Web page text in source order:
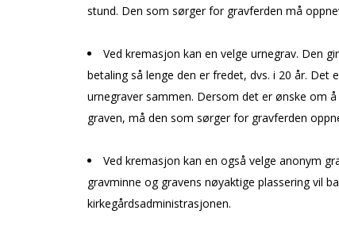
stund. Den som sørger for gravferden må
Ved kremasjon kan en velge urnegrav. Den
betaling så lenge den er fredet, dvs. i 20 år. Det
urnegraver sammen. Dersom det er ønske om
graven, må den som sørger for gravferden
Ved kremasjon kan en også velge anonym
gravminne og gravens nøyaktige plassering vil
kirkegårdsadministrasjonen.